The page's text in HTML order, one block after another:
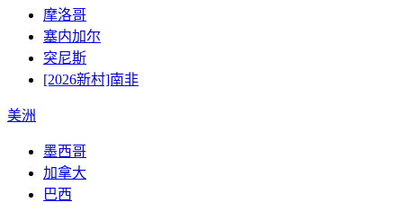
摩洛哥
塞内加尔
突尼斯
[2026新村]南非
美洲
墨西哥
加拿大
巴西